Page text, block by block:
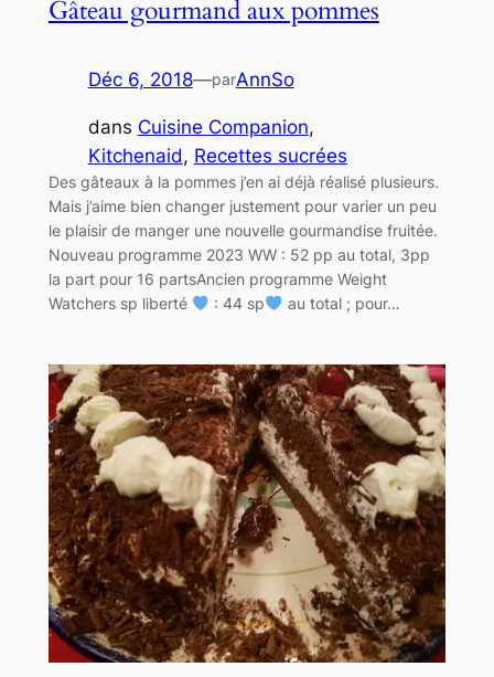
Gâteau gourmand aux pommes
Déc 6, 2018—parAnnSo
dans Cuisine Companion
Kitchenaid, Recettes sucrées
Des gâteaux à la pommes j’en ai déjà réalisé plusieurs.
Mais j’aime bien changer justement pour varier un peu
le plaisir de manger une nouvelle gourmandise fruitée.
Nouveau programme 2023 WW : 52 pp au total, 3pp
la part pour 16 partsAncien programme Weight
Watchers sp liberté
: 44 sp au total ; pour…